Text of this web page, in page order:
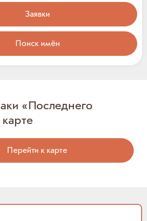
Заявки
Поиск имён
«Последнего
Перейти к карте